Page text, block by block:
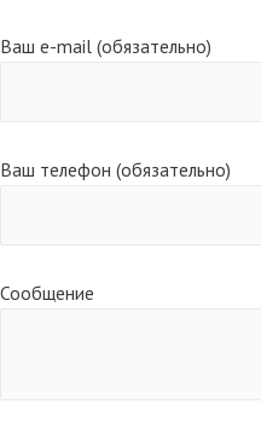
Ваш e-mail (обязательно)
Ваш телефон (обязательно)
Сообщение